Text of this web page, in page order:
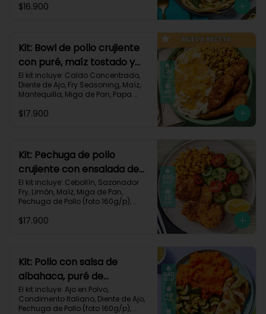
$16.900
Kit: Bowl de pollo crujiente
con puré, maíz tostado y
queso monterey-140
El kit incluye: Caldo Concentrado,
Diente de Ajo, Fry Seasoning, Maíz,
Mantequilla, Miga de Pan, Papa
160g/p), Queso Monterey Jack, Sour
Grasas 62g | Proteínas 49g
$17.900
Kit: Pechuga de pollo
crujiente con ensalada de
pepino y maíz-8
El kit incluye: Cebollín, Sazonador
Fry, Limón, Maíz, Miga de Pan,
Pechuga de Pollo (foto 160g/p),
Cherry y Receta Impresa.
$17.900
Kit: Pollo con salsa de
albahaca, puré de
zanahorias y zucchini-85
El kit incluye: Ajo en Polvo,
Condimento Italiano, Diente de Ajo,
Pechuga de Pollo (foto 160g/p),